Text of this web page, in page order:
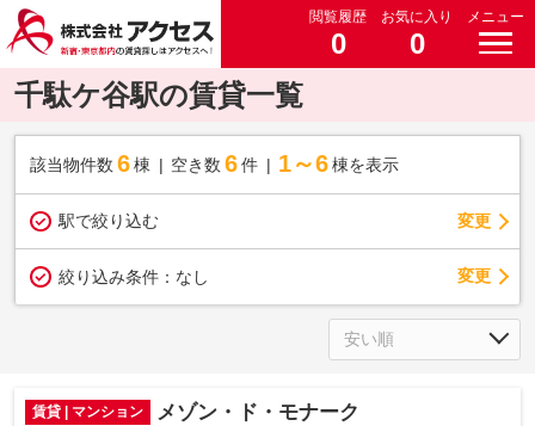
閲覧履歴
0
お気に入り
0
メニュー
千駄ケ谷駅の賃貸一覧
該当物件数 6棟 空き数 6 件 1～6 棟を表示
駅で絞り込む 変更
絞り込み条件： なし 変更
賃貸 | マンション メゾン・ド・モナーク